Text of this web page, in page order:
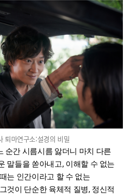
퇴마연구소:설경의 비밀
순간 시름시름 앓더니 마치 다른
말들을 쏟아내고, 이해할 수 없는
는 인간이라고 할 수 없는
것이 단순한 육체적 질병, 정신적